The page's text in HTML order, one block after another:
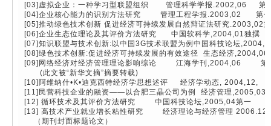
[03]虚拟企业：一种学习型联盟组织 管理科学学报.2002,06 第
[04]企业核心能力的识别方法研究 管理工程学报.2003,02
[05]推动绿色技术创新 促进经济可持续发展自然辩证法研究.2003,02
[06]企业生态位理论及其评价方法研究 中国软科学,2004,01独撰
[07]知识联盟与技术创新:以中国3G技术联盟为例中国科技论坛
[08]绿色技术创新:促进经济可持续发展的有效途径 生态经济
[09]网络经济对经济管理理论影响综论 江海学刊,2004,06 第
(此文被“新华文摘”摘要转载)
[10]阿维纳什•K•迪克西特经济学思想述评 经济学动态,
[11]民营科技企业的融资——以合肥三晶公司为例 经济管理
[12] 循环技术及其评价方法研究 中国科技论坛,2005,04第一
[13] 高技术产业就业增长粘性研究 经济理论与经济管理
（期刊封面标题论文）